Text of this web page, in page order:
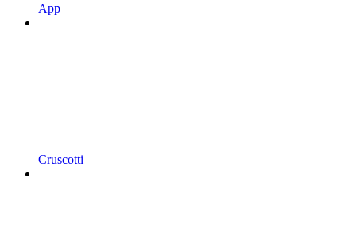
App
Cruscotti